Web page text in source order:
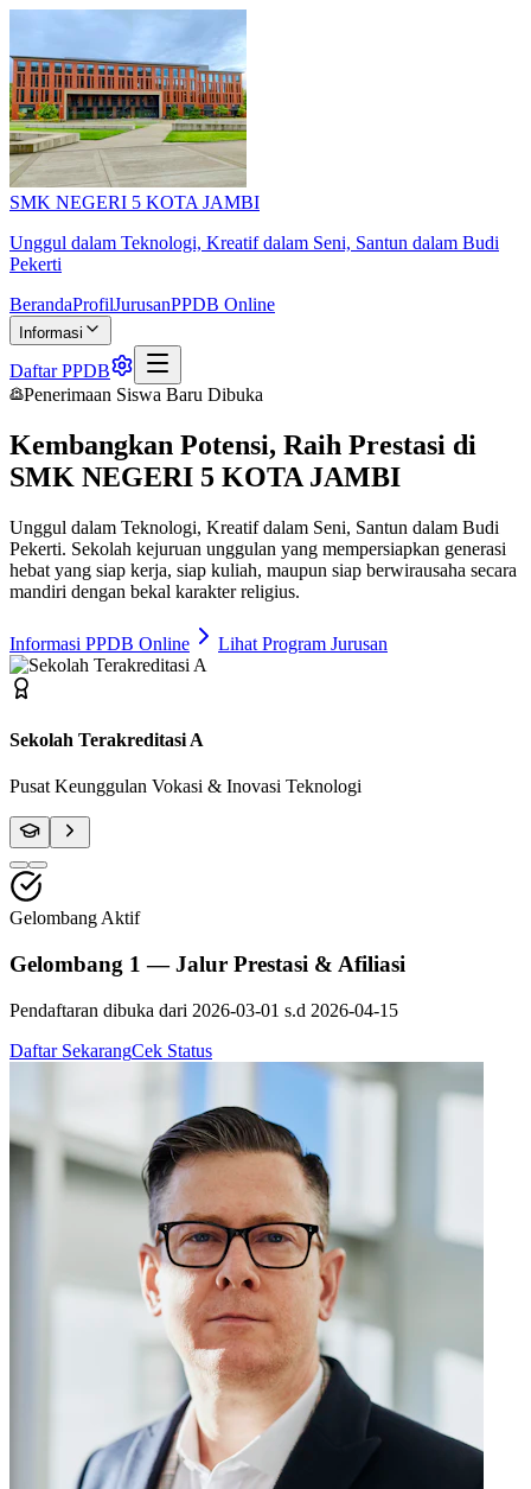
SMK NEGERI 5 KOTA JAMBI
Unggul dalam Teknologi, Kreatif dalam Seni, Santun dalam Budi
Pekerti
BerandaProfilJurusanPPDB Online
Informasi
Daftar PPDB
Penerimaan Siswa Baru Dibuka
Kembangkan Potensi, Raih Prestasi di
SMK NEGERI 5 KOTA JAMBI
Unggul dalam Teknologi, Kreatif dalam Seni, Santun dalam Budi
Pekerti. Sekolah kejuruan unggulan yang mempersiapkan generasi
hebat yang siap kerja, siap kuliah, maupun siap berwirausaha secara
mandiri dengan bekal karakter religius.
Informasi PPDB Online Lihat Program Jurusan
Fasilitas Bengkel Modern
Praktik Berstandar Industri & Sertifikasi Profesi
Gelombang Aktif
Gelombang 1 — Jalur Prestasi & Afiliasi
Pendaftaran dibuka dari 2026-03-01 s.d 2026-04-15
Daftar SekarangCek Status